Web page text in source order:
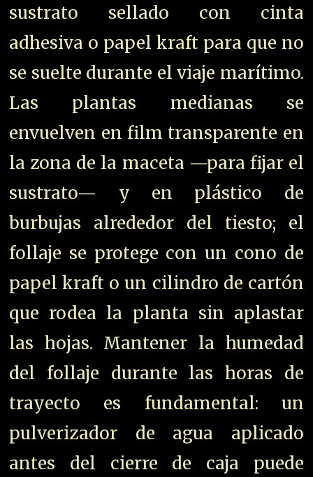
sustrato sellado con cinta
adhesiva o papel kraft para que no
se suelte durante el viaje marítimo.
Las plantas medianas se
envuelven en film transparente en
la zona de la maceta —para fijar el
sustrato— y en plástico de
burbujas alrededor del tiesto; el
follaje se protege con un cono de
papel kraft o un cilindro de cartón
que rodea la planta sin aplastar
las hojas. Mantener la humedad
del follaje durante las horas de
trayecto es fundamental: un
pulverizador de agua aplicado
antes del cierre de caja puede